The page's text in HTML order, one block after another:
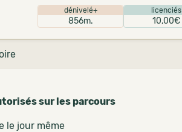
dénivelé+
856m.
licenciés
10,00€
sur les parcours
le jour même